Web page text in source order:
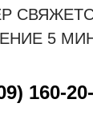
5
160-